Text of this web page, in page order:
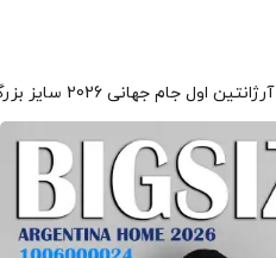
اول جام جهانی 2026 سایز بزرگ